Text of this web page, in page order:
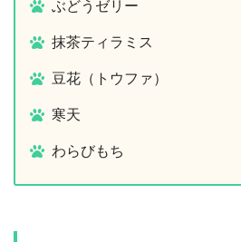
ぶどうゼリー
抹茶ティラミス
豆花（トウファ）
寒天
わらびもち